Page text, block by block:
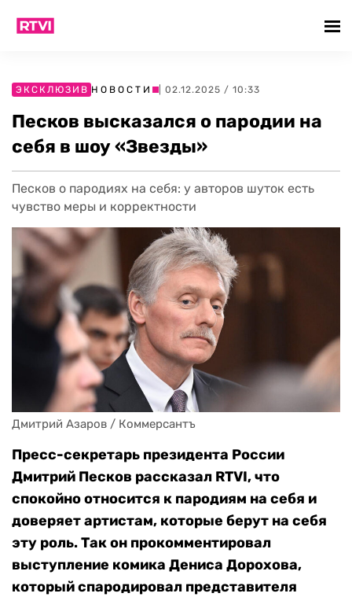
ЭКСКЛЮЗИВ НОВОСТИ | 02.12.2025 / 10:33
Песков высказался о пародии на
себя в шоу «Звезды»
Песков о пародиях на себя: у авторов шуток есть
чувство меры и корректности
Дмитрий Азаров / Коммерсантъ
Пресс-секретарь президента России
Дмитрий Песков рассказал RTVI, что
спокойно относится к пародиям на себя и
доверяет артистам, которые берут на себя
эту роль. Так он прокомментировал
выступление комика Дениса Дорохова,
который спародировал представителя